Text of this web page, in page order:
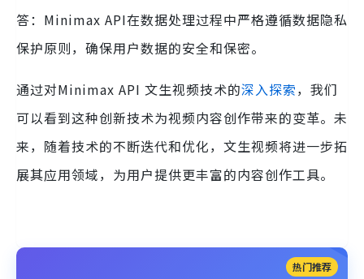
答：Minimax API在数据处理过程中严格遵循数据隐私
保护原则，确保用户数据的安全和保密。
通过对Minimax API 文生视频技术的深入探索，我们
可以看到这种创新技术为视频内容创作带来的变革。未
来，随着技术的不断迭代和优化，文生视频将进一步拓
展其应用领域，为用户提供更丰富的内容创作工具。
热门推荐